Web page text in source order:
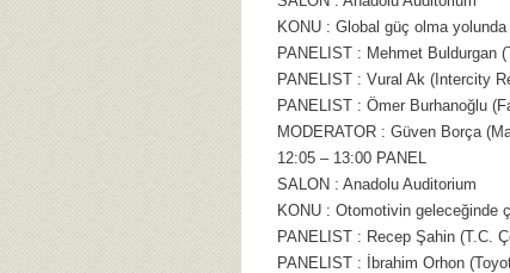
KONU : Global güç olma
PANELIST : Mehmet Buldurgan
PANELIST : Vural Ak (Intercity
PANELIST : Ömer Burhanoğlu
MODERATOR : Güven Borça
12:05 – 13:00 PANEL
SALON : Anadolu Auditorium
KONU : Otomotivin geleceğinde
PANELIST : Recep Şahin (T.C.
PANELIST : İbrahim Orhon